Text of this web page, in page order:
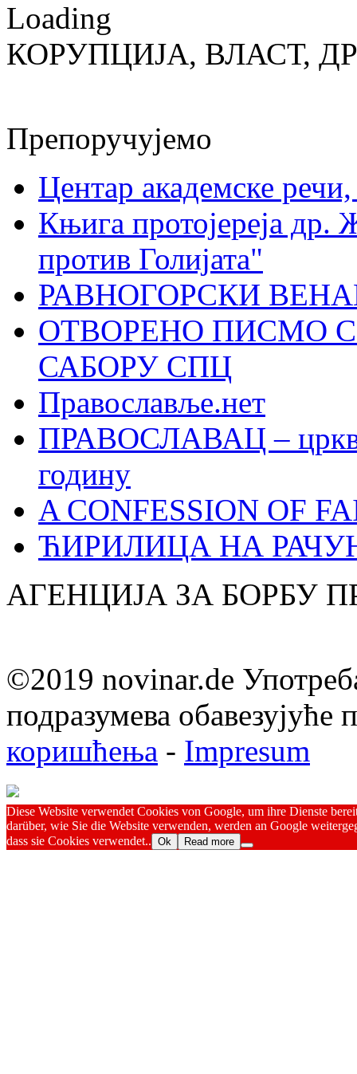
Loading
КОРУПЦИЈА, ВЛАСТ,
Препоручујемо
Центар академске
Књига протојереја др.
против Голијата"
РАВНОГОРСКИ
ОТВОРЕНО ПИСМО
САБОРУ СПЦ
Православље.нет
ПРАВОСЛАВАЦ –
годину
A CONFESSION OF
ЋИРИЛИЦА НА
АГЕНЦИЈА ЗА БОРБУ
©2019 novinar.de
подразумева обавезујуће
коришћења - Impresum
Diese Website verwendet Cookies von Google, um ihre Dienste
darüber, wie Sie die Website verwenden, werden an Google
dass sie Cookies verwendet.. Ok Read more